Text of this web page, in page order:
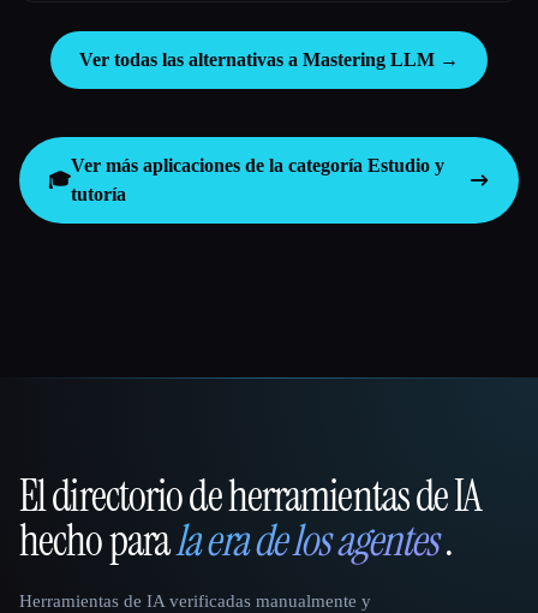
Ver todas las alternativas a Mastering LLM →
🎓
Ver más aplicaciones de la categoría Estudio y
tutoría
That AI Collection
El directorio de herramientas de IA
hecho parala era de los agentes.
Herramientas de IA verificadas manualmente y